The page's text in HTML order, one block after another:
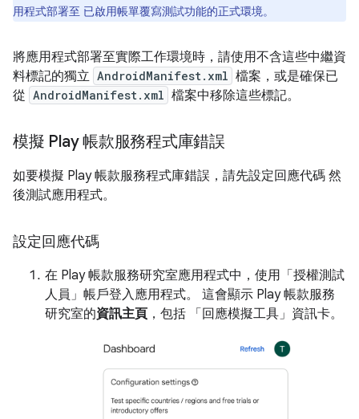
用程式部署至 已啟用帳單覆寫測試功能的正式環境。
將應用程式部署至實際工作環境時，請使用不含這些中繼資
料標記的獨立 AndroidManifest.xml 檔案，或是確保已
從 AndroidManifest.xml 檔案中移除這些標記。
模擬 Play 帳款服務程式庫錯誤
如要模擬 Play 帳款服務程式庫錯誤，請先設定回應代碼 然
後測試應用程式。
設定回應代碼
在 Play 帳款服務研究室應用程式中，使用「授權測試
人員」 帳戶登入應用程式。 這會顯示 Play 帳款服務
研究室的資訊主頁 ，包括 「回應模擬工具」 資訊卡。